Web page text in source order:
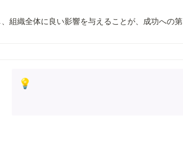
組織全体に良い影響を与えることが、成功への第
💡